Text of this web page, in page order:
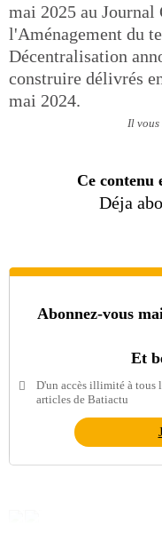
mai 2025 au
l'Aménagement du
Décentralisation
construire délivrés
mai 2024.
Il vous
Ce contenu
Déja
Abonnez-vous
Et
D'un accès illimité à tous
articles de Batiactu